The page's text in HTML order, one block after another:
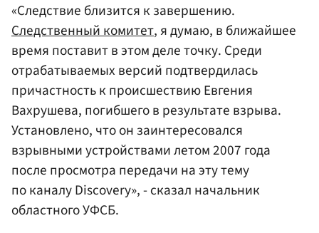
«Следствие близится к завершению.
Следственный комитет, я думаю, в ближайшее
время поставит в этом деле точку. Среди
отрабатываемых версий подтвердилась
причастность к происшествию Евгения
Вахрушева, погибшего в результате взрыва.
Установлено, что он заинтересовался
взрывными устройствами летом 2007 года
после просмотра передачи на эту тему
по каналу Discovery», - сказал начальник
областного УФСБ.